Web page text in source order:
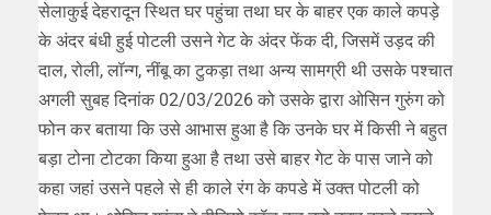
सेलाकुई देहरादून स्थित घर पहुंचा तथा घर के बाहर एक काले कपड़े
के अंदर बंधी हुई पोटली उसने गेट के अंदर फेंक दी, जिसमें उड़द की
दाल, रोली, लॉन्ग, नींबू का टुकड़ा तथा अन्य सामग्री थी उसके पश्चात
अगली सुबह दिनांक 02/03/2026 को उसके द्वारा ओसिन गुरुंग को
फोन कर बताया कि उसे आभास हुआ है कि उनके घर में किसी ने बहुत
बड़ा टोना टोटका किया हुआ है तथा उसे बाहर गेट के पास जाने को
कहा जहां उसने पहले से ही काले रंग के कपडे में उक्त पोटली को